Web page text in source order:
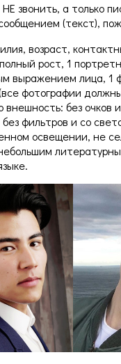
звонить, а только
(текст),
возраст,
рост, 1
выражением лица, 1
фотографии
внешность: без очков
без фильтров и со
освещении, не